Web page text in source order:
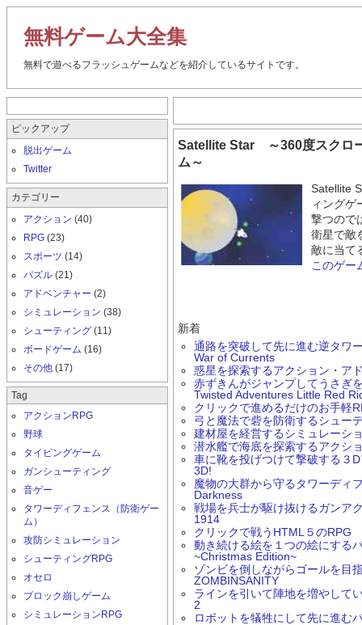
無料ゲーム大全集
無料で遊べるフラッシュゲームなどを紹介しているサイトです。
Satellite Star ～360度スクロ
ム～
Satellite
ィングゲ
撃つので
衛星で敵
敵に当て
このゲー
新着
通路を突破して先に進む逆タワ
War of Currents
惑星を探索するアクション・ア
赤ずきんがジャンプしてうさ
Twisted Adventures Little Red
クリックで進めるだけのお手軽
弓と魔法で砦を防衛するシュ
建材屋を経営するシミュレー
潜水艦で海底を探索するアク
車に靴を投げつけて撃破する
3D!
魔物の大群から守るタワーデ
Darkness
戦場を兵士が駆け抜けるガン
1914
クリックで戦うHTML５のRPG
動き続ける絵を１つの絵にす
~Christmas Edition~
ゾンビを倒しながらゴールを
ZOMBINSANITY
ラインを引いて陣地を増やし
2
ロボットを犠牲にして先に進
ピックアップ
脱出ゲーム
Twitter
カテゴリー
アクション (40)
RPG (23)
スポーツ (14)
パズル (21)
アドベンチャー (2)
シミュレーション (38)
シューティング (11)
ボードゲーム (16)
その他 (17)
Tag
アクションRPG
野球
タイピングゲーム
ガンシューティング
音ゲー
タワーディフェンス（防衛ゲー
ム）
攻防シミュレーション
シューティングRPG
オセロ
ブロック崩しゲーム
シミュレーションRPG